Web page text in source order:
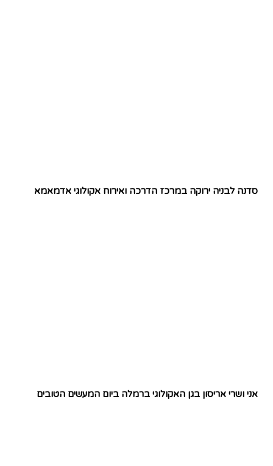
סדנה לבניה ירוקה במרכז הדרכה ואירוח אקולוגי אדמאמא
אני ושרי אריסון בגן האקולוגי ברמלה ביום המעשים הטובים